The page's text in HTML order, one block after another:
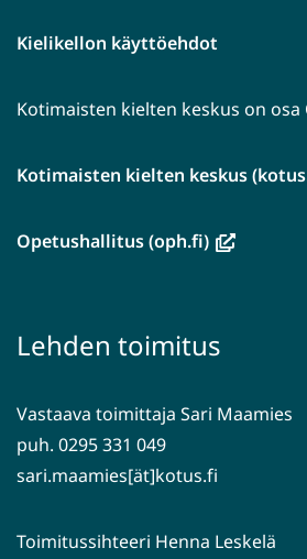
Kielikellon käyttöehdot
Kotimaisten kielten keskus on
Kotimaisten kielten keskus
Opetushallitus (oph.fi)(avautuu
toiseen
Lehden toimitus
Vastaava toimittaja Sari Maamies
puh. 0295 331 049
sari.maamies[ät]kotus.fi
Toimitussihteeri Henna Leskelä